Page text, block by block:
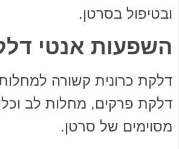
ובטיפול בסרטן.
השפעות אנטי
דלקת כרונית קשורה
דלקת פרקים, מחלות לב
מסוימים של סרטן.